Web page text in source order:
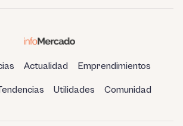
Actualidad Emprendimientos
Utilidades Comunidad